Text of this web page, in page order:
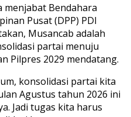
menjabat Bendahara
Pusat (DPP) PDI
Musancab adalah
partai menuju
Pilpres 2029 mendatang.
konsolidasi partai kita
Agustus tahun 2026 ini
Jadi tugas kita harus